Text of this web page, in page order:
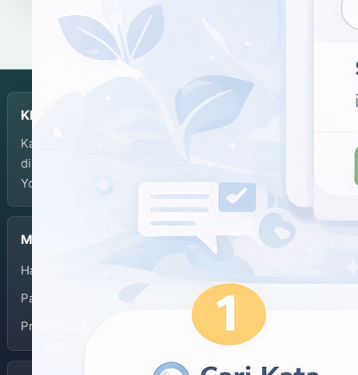
KBJI
Kamus Bahasa Jawa-Indonesia dikembangkan dan
dikelola oleh Balai Bahasa Provinsi Daerah Istimewa
Yogyakarta.
Menu
Halaman Depan
Panduan Penggunaan
Privacy Policy